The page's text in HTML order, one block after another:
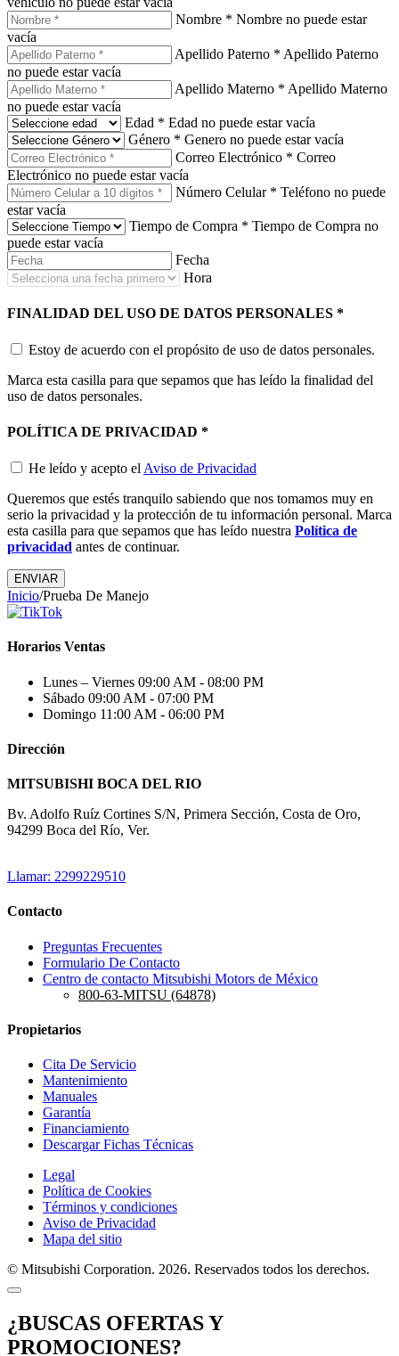
Nombre * Nombre no puede estar
vacía
Apellido Paterno * Apellido Paterno
no puede estar vacía
Apellido Materno * Apellido Materno
no puede estar vacía
Edad * Edad no puede estar vacía
Género * Genero no puede estar vacía
Correo Electrónico * Correo
Electrónico no puede estar vacía
Número Celular * Teléfono no puede
estar vacía
Tiempo de Compra * Tiempo de Compra no
puede estar vacía
Fecha
Hora
FINALIDAD DEL USO DE DATOS PERSONALES *
Estoy de acuerdo con el propósito de uso de datos personales.
Marca esta casilla para que sepamos que has leído la finalidad del
uso de datos personales.
POLÍTICA DE PRIVACIDAD *
He leído y acepto el Aviso de Privacidad
Queremos que estés tranquilo sabiendo que nos tomamos muy en
serio la privacidad y la protección de tu información personal. Marca
esta casilla para que sepamos que has leído nuestra Política de
privacidad antes de continuar.
ENVIAR
Inicio/Prueba De Manejo
Horarios Ventas
Lunes – Viernes 09:00 AM - 08:00 PM
Sábado 09:00 AM - 07:00 PM
Domingo 11:00 AM - 06:00 PM
Dirección
MITSUBISHI BOCA DEL RIO
Bv. Adolfo Ruíz Cortines S/N, Primera Sección, Costa de Oro,
94299 Boca del Río, Ver.
Llamar: 2299229510
Contacto
Preguntas Frecuentes
Formulario De Contacto
Centro de contacto Mitsubishi Motors de México
800-63-MITSU (64878)
Propietarios
Cita De Servicio
Mantenimiento
Manuales
Garantía
Financiamiento
Descargar Fichas Técnicas
Legal
Política de Cookies
Términos y condiciones
Aviso de Privacidad
Mapa del sitio
© Mitsubishi Corporation. 2026. Reservados todos los derechos.
¿BUSCAS OFERTAS Y
PROMOCIONES?